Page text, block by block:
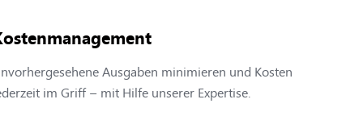
Ausgaben minimieren und Kosten
im Griff – mit Hilfe unserer Expertise.